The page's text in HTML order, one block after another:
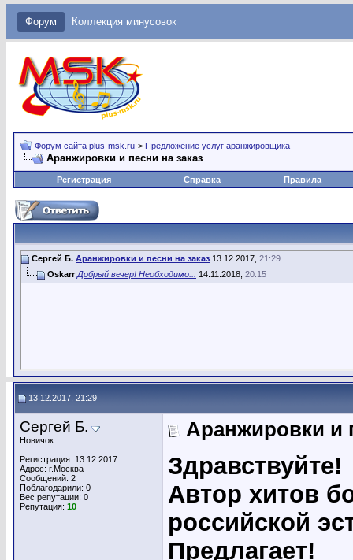
Форум Коллекция минусовок
Форум сайта plus-msk.ru > Предложение услуг аранжировщика
Аранжировки и песни на заказ
Регистрация Справка Правила
Сергей Б. Аранжировки и песни на заказ 13.12.2017, 21:29
Oskarr Добрый вечер! Необходимо... 14.11.2018, 20:15
13.12.2017, 21:29
Сергей Б.
Новичок
Регистрация: 13.12.2017
Адрес: г.Москва
Сообщений: 2
Поблагодарили: 0
Вес репутации: 0
Репутация: 10
Аранжировки и
Здравствуйте!
Автор хитов
российской
Предлагает!